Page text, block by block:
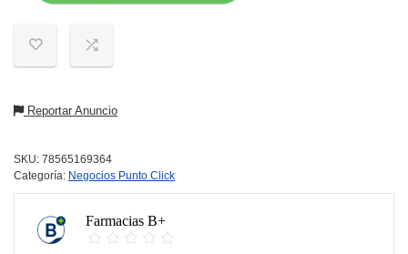
Reportar Anuncio
SKU: 78565169364
Categoría: Negocios Punto Click
Farmacias B+